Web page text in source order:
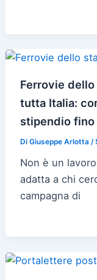
Ferrovie
tutta Italia:
stipendio fino
DiGiuseppe Arlotta/
Non è un
adatta a chi
campagna di